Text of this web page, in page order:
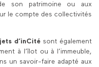
son patrimoine ou aux
le compte des collectivités
d’inCitésont également
à l’îlot ou à l’immeuble,
un savoir-faire adapté aux